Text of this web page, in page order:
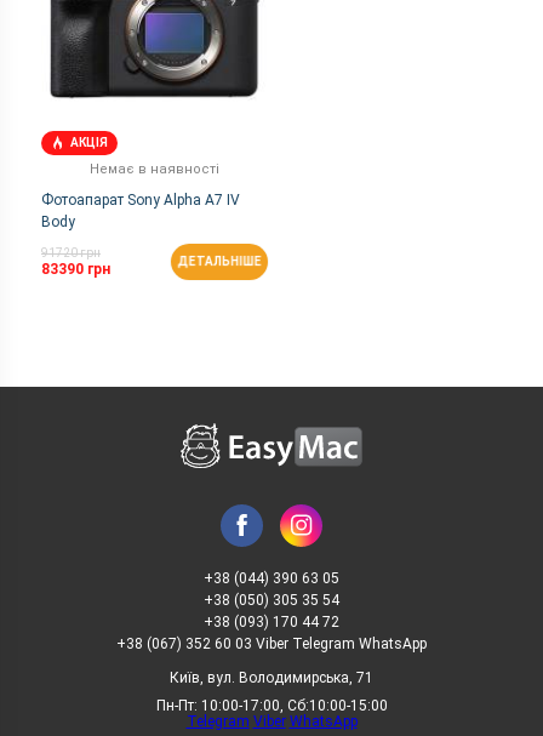
АКЦІЯ
Немає в наявності
Фотоапарат Sony Alpha A7 IV
Body
91720 грн
83390 грн ДЕТАЛЬНІШЕ
+38 (044) 390 63 05
+38 (050) 305 35 54
+38 (093) 170 44 72
+38 (067) 352 60 03 Viber Telegram WhatsApp
Київ, вул. Володимирська, 71
Пн-Пт: 10:00-17:00, Сб:10:00-15:00
Telegram Viber WhatsApp